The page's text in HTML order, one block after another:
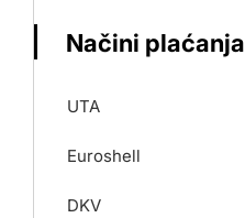
Načini plaćanja
UTA
Euroshell
DKV